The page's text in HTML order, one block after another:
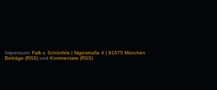
Impressum: Falk v. Schönfels | Nigerstraße 4 | 81675 München
Beiträge (RSS) und Kommentare (RSS)